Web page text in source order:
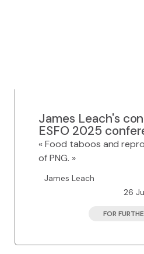
James Leach's
ESFO 2025
« Food taboos and
of PNG. »
James Leach
26
FOR